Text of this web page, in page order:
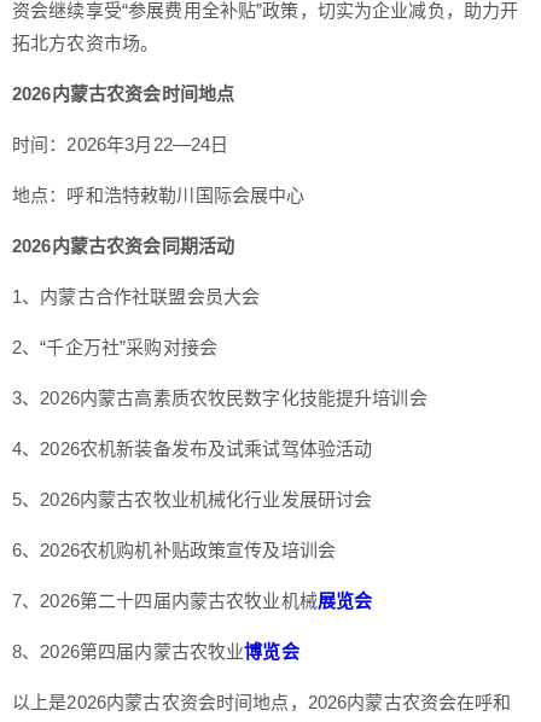
资会继续享受“参展费用全补贴”政策，切实为企业减负，助力开
拓北方农资市场。
2026内蒙古农资会时间地点
时间：2026年3月22—24日
地点：呼和浩特敕勒川国际会展中心
2026内蒙古农资会同期活动
1、内蒙古合作社联盟会员大会
2、“千企万社”采购对接会
3、2026内蒙古高素质农牧民数字化技能提升培训会
4、2026农机新装备发布及试乘试驾体验活动
5、2026内蒙古农牧业机械化行业发展研讨会
6、2026农机购机补贴政策宣传及培训会
7、2026第二十四届内蒙古农牧业机械展览会
8、2026第四届内蒙古农牧业博览会
以上是2026内蒙古农资会时间地点，2026内蒙古农资会在呼和